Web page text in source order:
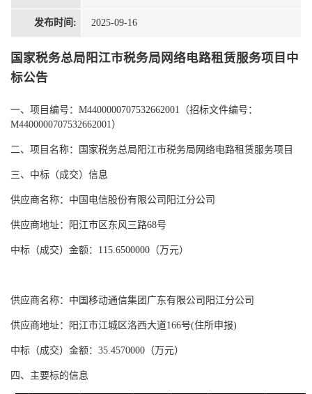
发布时间: 2025-09-16
国家税务总局阳江市税务局网络电路租赁服务项目中
标公告
一、项目编号： M4400000707532662001（招标文件编号：
M4400000707532662001）
二、项目名称：国家税务总局阳江市税务局网络电路租赁服务项目
三、中标（成交）信息
供应商名称：中国电信股份有限公司阳江分公司
供应商地址：阳江市区东风三路68号
中标（成交）金额： 115.6500000（万元）
供应商名称：中国移动通信集团广东有限公司阳江分公司
供应商地址：阳江市江城区洛西大道166号(住所申报)
中标（成交）金额： 35.4570000（万元）
四、主要标的信息